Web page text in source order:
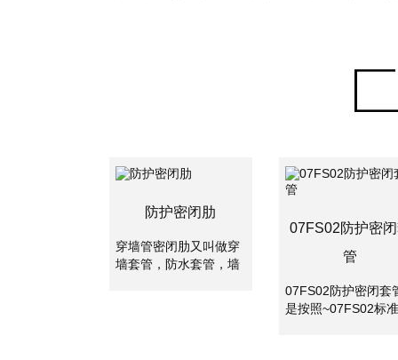
防护密闭肋
穿墙管密闭肋又叫做穿
墙套管，防水套管，墙
07FS02防护密
管
07FS02防护密闭套
是按照~07FS02标